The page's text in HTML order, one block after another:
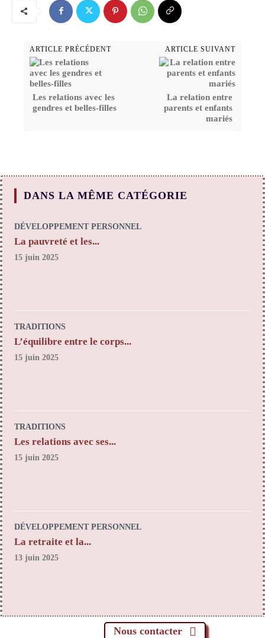
ARTICLE PRÉCÉDENT
Les relations avec les
gendres et belles-filles
ARTICLE SUIVANT
La relation entre
parents et enfants
mariés
DANS LA MÊME CATÉGORIE
DÉVELOPPEMENT PERSONNEL
La pauvreté et les...
15 juin 2025
TRADITIONS
L’équilibre entre le corps...
15 juin 2025
TRADITIONS
Les relations avec ses...
15 juin 2025
DÉVELOPPEMENT PERSONNEL
La retraite et la...
13 juin 2025
Nous contacter